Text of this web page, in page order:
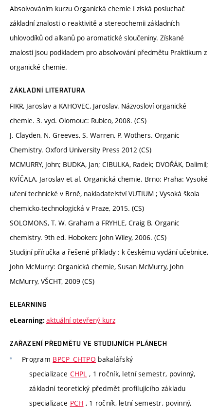
Absolvováním kurzu Organická chemie I získá posluchač
základní znalosti o reaktivitě a stereochemii základních
uhlovodíků od alkanů po aromatické sloučeniny. Získané
znalosti jsou podkladem pro absolvování předmětu Praktikum z
organické chemie.
ZÁKLADNÍ LITERATURA
FIKR, Jaroslav a KAHOVEC, Jaroslav. Názvosloví organické
chemie. 3. vyd. Olomouc: Rubico, 2008. (CS)
J. Clayden, N. Greeves, S. Warren, P. Wothers. Organic
Chemistry. Oxford University Press 2012 (CS)
MCMURRY, John; BUDKA, Jan; CIBULKA, Radek; DVOŘÁK, Dalimil;
KVÍČALA, Jaroslav et al. Organická chemie. Brno: Praha: Vysoké
učení technické v Brně, nakladatelství VUTIUM ; Vysoká škola
chemicko-technologická v Praze, 2015. (CS)
SOLOMONS, T. W. Graham a FRYHLE, Craig B. Organic
chemistry. 9th ed. Hoboken: John Wiley, 2006. (CS)
Studijní příručka a řešené příklady : k českému vydání učebnice,
John McMurry: Organická chemie, Susan McMurry, John
McMurry, VŠCHT, 2009 (CS)
ELEARNING
eLearning: aktuální otevřený kurz
ZAŘAZENÍ PŘEDMĚTU VE STUDIJNÍCH PLÁNECH
Program BPCP_CHTPO bakalářský
specializace CHPL , 1 ročník, letní semestr, povinný,
základní teoretický předmět profilujícího základu
specializace PCH , 1 ročník, letní semestr, povinný,